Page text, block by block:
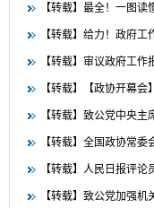
【转载】最全！一图读
【转载】给力！政府工
【转载】审议政府工
【转载】【政协开幕
【转载】致公党中央主
【转载】全国政协常委
【转载】人民日报评
【转载】致公党加强